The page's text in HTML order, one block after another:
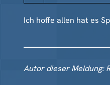
Ich hoffe allen hat es
Autor dieser Meldung: